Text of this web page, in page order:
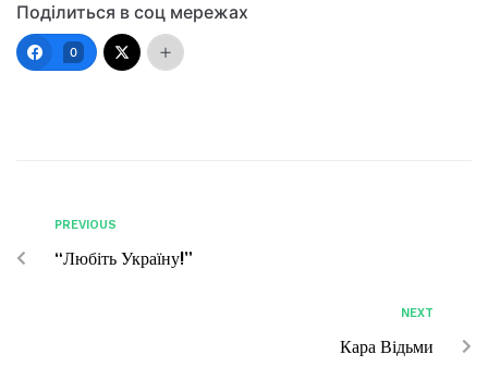
Поділиться в соц мережах
0
PREVIOUS
“Любіть Україну!”
NEXT
Кара Відьми